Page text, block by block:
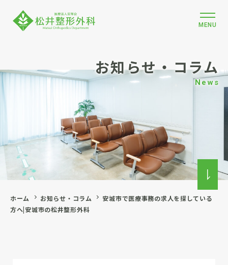
MENU
お知らせ・コラム
News
ホーム お知らせ・コラム
安城市で医療事務の求人を探している
方へ|安城市の松井整形外科